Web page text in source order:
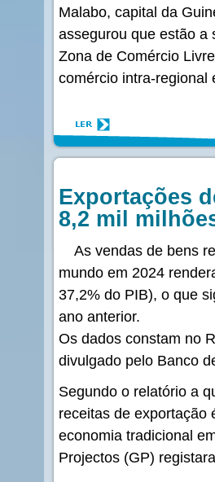
Malabo, capital da
assegurou que estão a
Zona de Comércio
comércio intra-regional
Exportações
8,2 mil
As vendas de bens
mundo em 2024
37,2% do PIB), o que
ano anterior.
Os dados constam no
divulgado pelo Banco
Segundo o relatório a
receitas de exportação
economia tradicional
Projectos (GP)